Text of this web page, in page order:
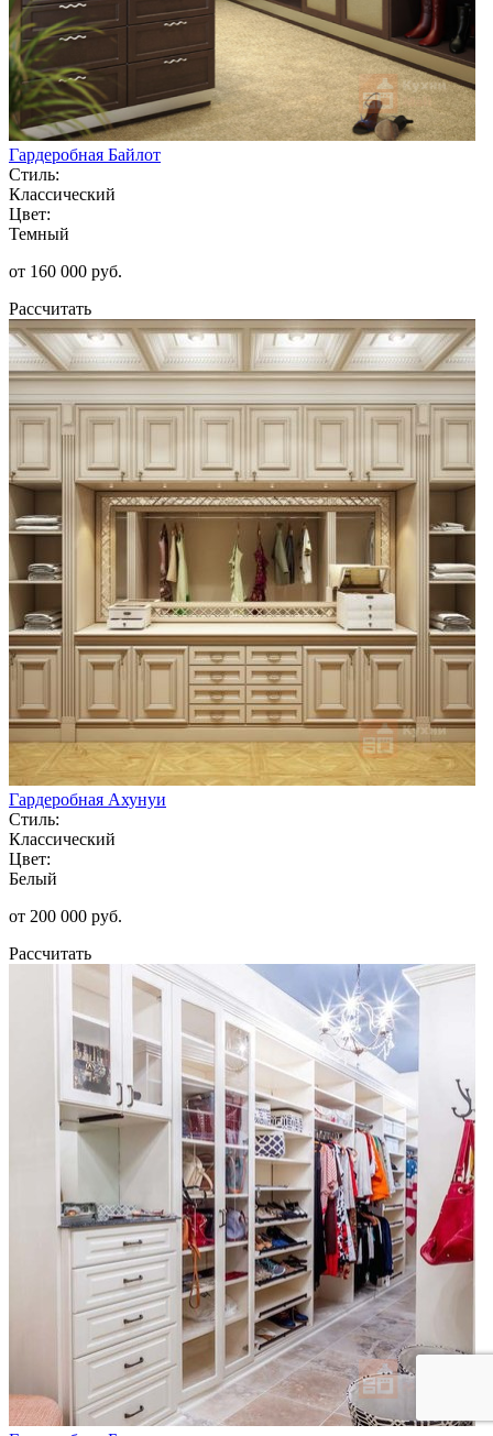
Гардеробная Байлот
Стиль:
Классический
Цвет:
Темный
от 160 000 руб.
Рассчитать
Гардеробная Ахунуи
Стиль:
Классический
Цвет:
Белый
от 200 000 руб.
Рассчитать